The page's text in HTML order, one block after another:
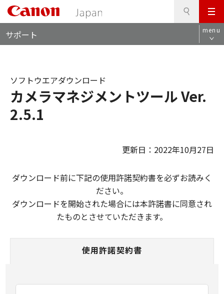
メ
ニ
ュ
サポート menu
カメラマネジメントツール Ver.
2.5.1
ソフトウエアダウンロード
更新日：2022年10月27日
ダウンロード前に下記の使用許諾契約書を必ずお読みく
ださい。
ダウンロードを開始された場合には本許諾書に同意され
たものとさせていただきます。
使用許諾契約書